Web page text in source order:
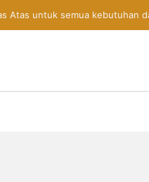
Atas untuk semua kebutuhan